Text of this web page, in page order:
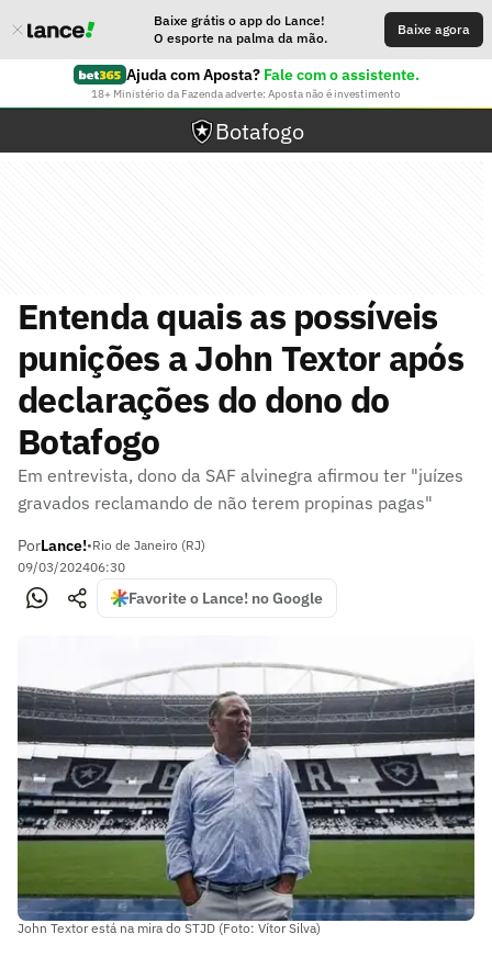
Baixe grátis o app do Lance!
O esporte na palma da mão.
Baixe agora
Ajuda com Aposta? Fale com o assistente.
18+ Ministério da Fazenda adverte: Aposta não é investimento
Botafogo
Entenda quais as possíveis
punições a John Textor após
declarações do dono do
Botafogo
Em entrevista, dono da SAF alvinegra afirmou ter "juízes
gravados reclamando de não terem propinas pagas"
PorLance!•Rio de Janeiro (RJ)
09/03/202406:30
Favorite o Lance! no Google
John Textor está na mira do STJD (Foto: Vítor Silva)